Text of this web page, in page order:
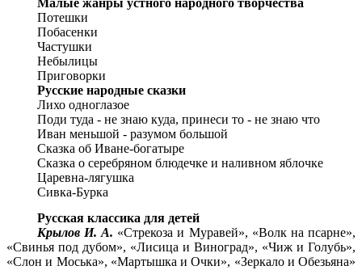
Малые жанры устного народного творчества
Потешки
Побасенки
Частушки
Небылицы
Приговорки
Русские народные сказки
Лихо одноглазое
Поди туда - не знаю куда, принеси то - не знаю что
Иван меньшой - разумом большой
Сказка об Иване-богатыре
Сказка о серебряном блюдечке и наливном яблочке
Царевна-лягушка
Сивка-Бурка
Русская классика для детей
Крылов И. А. «Стрекоза и Муравей», «Волк на псарне»,
«Свинья под дубом», «Лисица и Виноград», «Чиж и Голубь»,
«Слон и Моська», «Мартышка и Очки», «Зеркало и Обезьяна»